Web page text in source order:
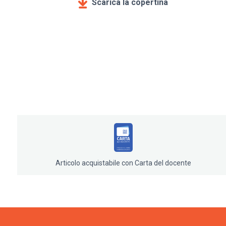
Scarica la copertina
Articolo acquistabile con Carta del docente